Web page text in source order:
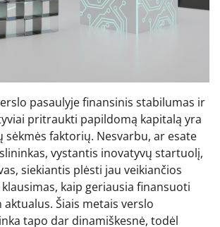
pasaulyje finansinis stabilumas ir
pritraukti papildomą kapitalą yra
sėkmės faktorių. Nesvarbu, ar esate
vystantis inovatyvų startuolį,
siekiantis plėsti jau veikiančios
kaip geriausia finansuoti
aktualus. Šiais metais verslo
tapo dar dinamiškesnė, todėl